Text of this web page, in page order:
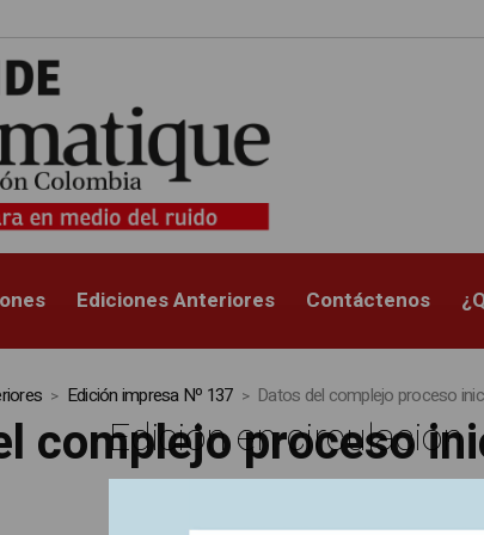
Ediciones Anteriores Contáctenos
Edición impresa Nº 137 Datos del complejo proceso
complejo proceso
Edición en circulación